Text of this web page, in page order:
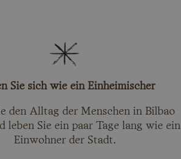
Sie sich wie ein Einheimischer
den Alltag der Menschen in Bilbao
leben Sie ein paar Tage lang wie ein
Einwohner der Stadt.